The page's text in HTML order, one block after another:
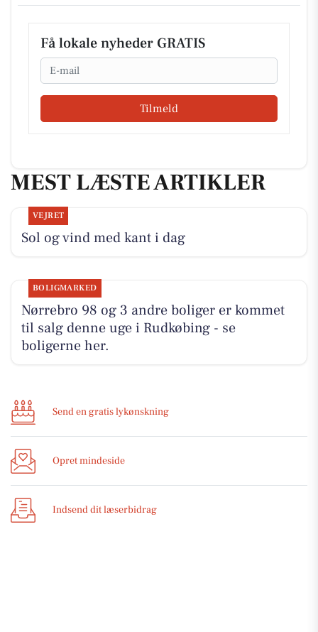
Få lokale nyheder GRATIS
Email
Tilmeld
MEST LÆSTE ARTIKLER
VEJRET
Sol og vind med kant i dag
BOLIGMARKED
Nørrebro 98 og 3 andre boliger er kommet
til salg denne uge i Rudkøbing - se
boligerne her.
Send en gratis lykønskning
Opret mindeside
Indsend dit læserbidrag